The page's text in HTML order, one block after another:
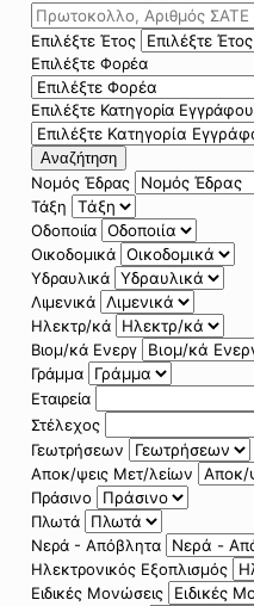
Επιλέξτε Έτος
Επιλέξτε Φορέα
Επιλέξτε Κατηγορία Εγγράφου
Αναζήτηση
Νομός Έδρας
Τάξη
Οδοποιία
Οικοδομικά
Υδραυλικά
Λιμενικά
Ηλεκτρ/κά
Βιομ/κά Ενεργ
Γράμμα
Εταιρεία
Στέλεχος
Γεωτρήσεων
Αποκ/ψεις Μετ/λείων
Πράσινο
Πλωτά
Νερά - Απόβλητα
Ηλεκτρονικός Εξοπλισμός
Ειδικές Μονώσεις